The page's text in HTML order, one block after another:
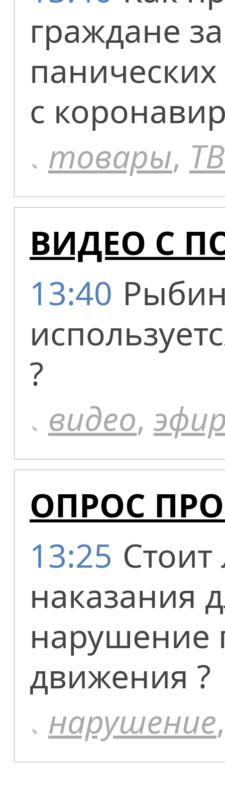
граждане
с
товары,
ВИДЕО С
13:40
?
видео,
ОПРОС
13:25
наказания
нарушение
движения ?
нарушение